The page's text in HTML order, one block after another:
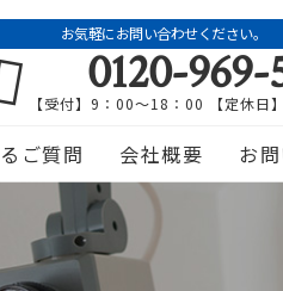
お気軽にお問い合わせください。
0120-969-
【受付】9：00～18：00 【定休日
ご質問 会社概要 お